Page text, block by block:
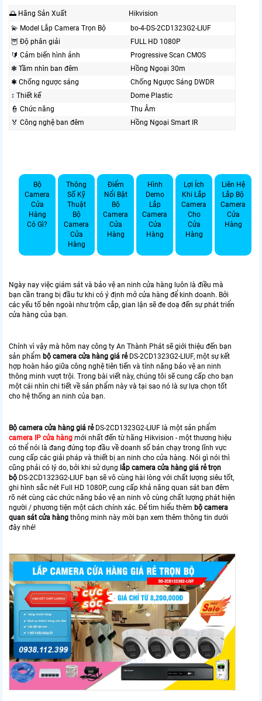
🌅 Hãng Sản Xuất
Hikvision
💫 Model Lắp Camera Trọn Bộ
bo-4-DS-2CD1323G2-LIUF
🦉 Độ phân giải
FULL HD 1080P
🔰 Cảm biến hình ảnh
Progressive Scan CMOS
❃ Tầm nhìn ban đêm
Hồng Ngoại 30m
✱ Chống ngược sáng
Chống Ngược Sáng DWDR
↕️ Thiết kế
Dome Plastic
👮 Chức năng
Thu Âm
️🏅️ Công nghệ ban đêm
Hồng Ngoại Smart IR
Bộ
Camera
Cửa
Hàng
Có Gì?
Thông
Số Kỹ
Thuật
Bộ
Camera
Cửa
Hàng
Điểm
Nổi Bật
Bộ
Camera
Cửa
Hàng
Hình
Demo
Lắp
Camera
Cửa
Hàng
Lợi Ích
Khi Lắp
Camera
Cho
Cửa
Hàng
Liên Hệ
Lắp Bộ
Camera
Cửa
Hàng
Ngày nay việc giám sát và bảo vệ an ninh cửa hàng luôn là điều mà
bạn cần trang bị đầu tư khi có ý định mở cửa hàng để kinh doanh. Bởi
các yếu tố bên ngoài như trộm cắp, gian lận sẽ đe doạ đến sự phát triển
cửa hàng của bạn.
Chính vì vậy mà hôm nay công ty An Thành Phát sẽ giới thiệu đến bạn
sản phẩm bộ camera cửa hàng giá rẻDS-2CD1323G2-LIUF, một sự kết
hợp hoàn hảo giữa công nghệ tiên tiến và tính năng bảo vệ an ninh
thông minh vượt trội. Trong bài viết này, chúng tôi sẽ cung cấp cho bạn
một cái nhìn chi tiết về sản phẩm này và tại sao nó là sự lựa chọn tốt
cho hệ thống an ninh của bạn.
Bộ camera cửa hàng giá rẻDS-2CD1323G2-LIUF là một sản phẩm
camera IP cửa hàng mới nhất đến từ hãng Hikvision - một thương hiệu
có thể nói là đang đứng top đầu về doanh số bán chạy trong lĩnh vực
cung cấp các giải pháp và thiết bị an ninh cho cửa hàng. Nói gì nói thì
cũng phải có lý do, bởi khi sử dụng lắp camera cửa hàng giá rẻ trọn
bộ DS-2CD1323G2-LIUF bạn sẽ vô cùng hài lòng với chất lượng siêu tốt,
ghi hình sắc nét Full HD 1080P, cung cấp khả năng quan sát ban đêm
rõ nét cùng các chức năng bảo vệ an ninh vô cùng chất lượng phát hiện
người / phương tiện một cách chính xác. Để tìm hiểu thêm bộ camera
quan sát cửa hàng thông minh này mời bạn xem thêm thông tin dưới
đây nhé!